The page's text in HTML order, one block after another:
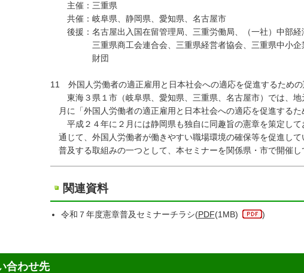
主催：三重県
共催：岐阜県、静岡県、愛知県、名古屋市
後援：名古屋出入国在留管理局、三重労働局、（一社）中部経
三重県商工会連合会、三重県経営者協会、三重県中小企業
財団
11 外国人労働者の適正雇用と日本社会への適応を促進するための
東海３県１市（岐阜県、愛知県、三重県、名古屋市）では、地
月に「外国人労働者の適正雇用と日本社会への適応を促進するた
平成２４年に２月には静岡県も独自に同趣旨の憲章を策定して
通じて、外国人労働者が働きやすい職場環境の確保等を促進し
普及する取組みの一つとして、本セミナーを関係県・市で開催し
関連資料
令和７年度憲章普及セミナーチラシ(PDF(1MB) )
合わせ先